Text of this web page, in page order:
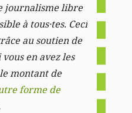
journalisme libre
à tous·tes. Ceci
au soutien de
en avez les
montant de
forme de